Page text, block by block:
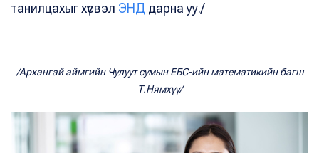
танилцахыг хүсвэл ЭНД дарна уу./
/Архангай аймгийн Чулуут сумын ЕБС-ийн математикийн багш
Т.Нямхүү/